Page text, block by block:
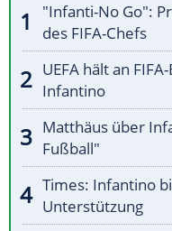
"Infanti-No Go":
des FIFA-Chefs
UEFA hält an
Infantino
Matthäus über
Fußball"
Times: Infantino
Unterstützung